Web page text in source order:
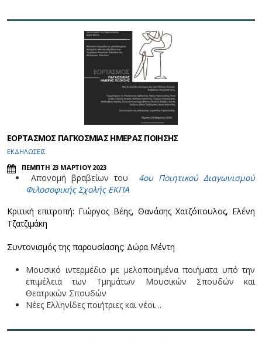
ΕΟΡΤΑΣΜΟΣ ΠΑΓΚΟΣΜΙΑΣ ΗΜΕΡΑΣ ΠΟΙΗΣΗΣ
ΕΚΔΗΛΩΣΕΙΣ
ΠΕΜΠΤΗ 23 ΜΑΡΤΙΟΥ 2023
Απονομή βραβείων του 4ου Ποιητικού Διαγωνισμού
Φιλοσοφικής Σχολής ΕΚΠΑ
Κριτική επιτροπή: Γιώργος Βέης, Θανάσης Χατζόπουλος, Ελένη
Τζατζιμάκη
Συντονισμός της παρουσίασης: Δώρα Μέντη
Μουσικό ιντερμέδιο με μελοποιημένα ποιήματα υπό την
επιμέλεια των Τμημάτων Μουσικών Σπουδών και
Θεατρικών Σπουδών
Νέες Ελληνίδες ποιήτριες και νέοι…